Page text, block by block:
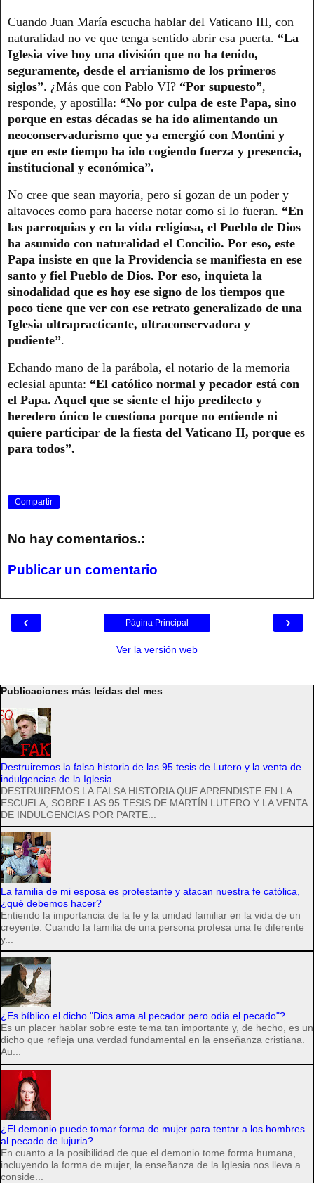
Cuando Juan María escucha hablar del Vaticano III, con
naturalidad no ve que tenga sentido abrir esa puerta. “La
Iglesia vive hoy una división que no ha tenido,
seguramente, desde el arrianismo de los primeros
siglos”. ¿Más que con Pablo VI? “Por supuesto”,
responde, y apostilla: “No por culpa de este Papa, sino
porque en estas décadas se ha ido alimentando un
neoconservadurismo que ya emergió con Montini y
que en este tiempo ha ido cogiendo fuerza y presencia,
institucional y económica”.
No cree que sean mayoría, pero sí gozan de un poder y
altavoces como para hacerse notar como si lo fueran. “En
las parroquias y en la vida religiosa, el Pueblo de Dios
ha asumido con naturalidad el Concilio. Por eso, este
Papa insiste en que la Providencia se manifiesta en ese
santo y fiel Pueblo de Dios. Por eso, inquieta la
sinodalidad que es hoy ese signo de los tiempos que
poco tiene que ver con ese retrato generalizado de una
Iglesia ultrapracticante, ultraconservadora y
pudiente”.
Echando mano de la parábola, el notario de la memoria
eclesial apunta: “El católico normal y pecador está con
el Papa. Aquel que se siente el hijo predilecto y
heredero único le cuestiona porque no entiende ni
quiere participar de la fiesta del Vaticano II, porque es
para todos”.
Compartir
No hay comentarios.:
Publicar un comentario
‹ ›
Página Principal
Ver la versión web
Publicaciones más leídas del mes
Destruiremos la falsa historia de las 95 tesis de Lutero y la venta de
indulgencias de la Iglesia
DESTRUIREMOS LA FALSA HISTORIA QUE APRENDISTE EN LA
ESCUELA, SOBRE LAS 95 TESIS DE MARTÍN LUTERO Y LA VENTA
DE INDULGENCIAS POR PARTE...
La familia de mi esposa es protestante y atacan nuestra fe católica,
¿qué debemos hacer?
Entiendo la importancia de la fe y la unidad familiar en la vida de un
creyente. Cuando la familia de una persona profesa una fe diferente
y...
¿Es bíblico el dicho "Dios ama al pecador pero odia el pecado"?
Es un placer hablar sobre este tema tan importante y, de hecho, es un
dicho que refleja una verdad fundamental en la enseñanza cristiana.
Au...
¿El demonio puede tomar forma de mujer para tentar a los hombres
al pecado de lujuria?
En cuanto a la posibilidad de que el demonio tome forma humana,
incluyendo la forma de mujer, la enseñanza de la Iglesia nos lleva a
conside...